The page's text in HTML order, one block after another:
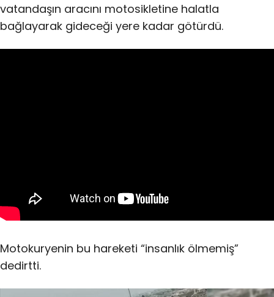
vatandaşın aracını motosikletine halatla
bağlayarak gideceği yere kadar götürdü.
Motokuryenin bu hareketi “insanlık ölmemiş”
dedirtti.